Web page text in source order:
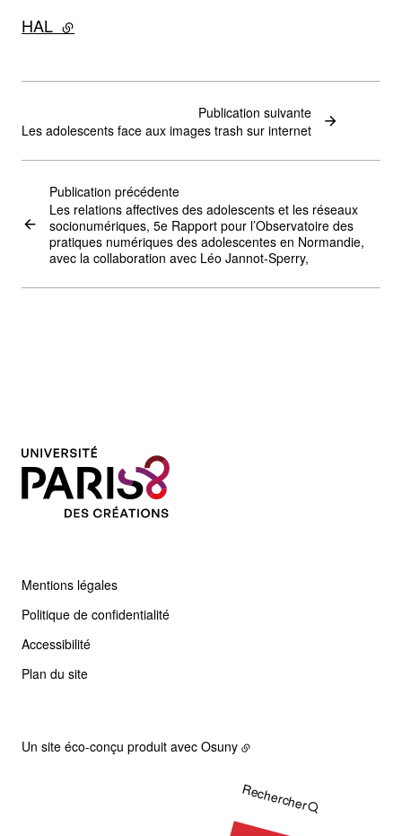
HAL - lien externe
Publication précédente
Les relations affectives des adolescents et les réseaux
socionumériques, 5e Rapport pour l’Observatoire des
pratiques numériques des adolescentes en Normandie,
avec la collaboration avec Léo Jannot-Sperry,
Publication suivante
Les adolescents face aux images trash sur internet
Mentions légales
Politique de confidentialité
Accessibilité
Plan du site
Rechercher
Un site éco-conçu produit avec Osuny